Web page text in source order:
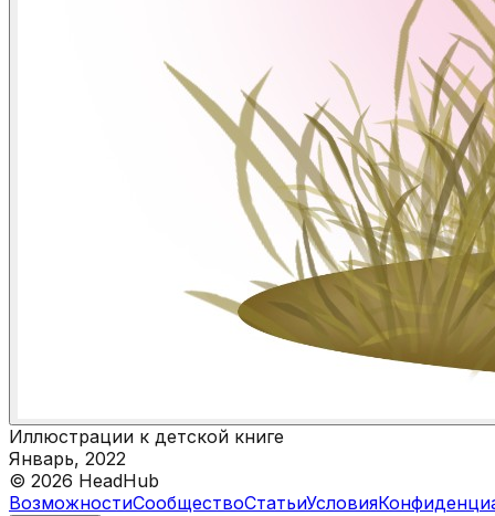
Иллюстрации к детской книге
Январь, 2022
© 2026 HeadHub
ВозможностиСообществоСтатьиУсловия